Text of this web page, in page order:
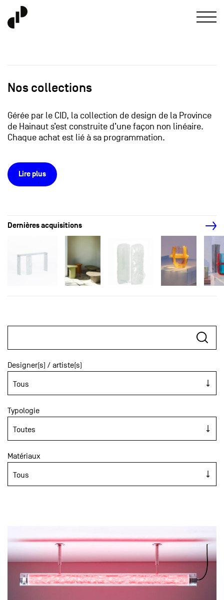
Nos collections
Gérée par le CID, la collection de design de la Province
de Hainaut s’est construite d’une façon non linéaire.
Chaque achat est lié à sa programmation.
Lire plus
Dernières acquisitions
Designer(s) / artiste(s)
Typologie
Matériaux